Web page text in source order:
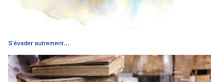
S’évader autrement…